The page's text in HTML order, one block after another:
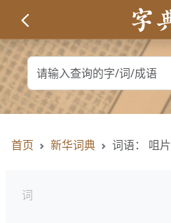
首页 新华词典 词语： 咀片
词